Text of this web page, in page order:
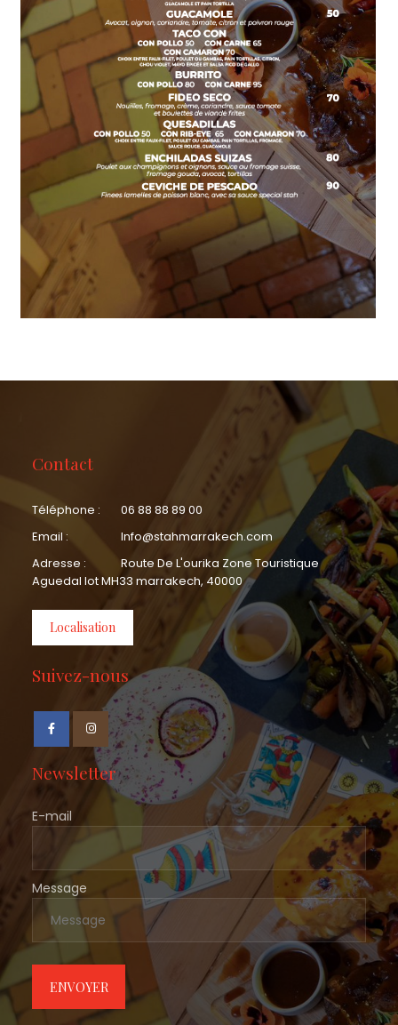
Contact
Téléphone :
06 88 88 89 00
Email :
Info@stahmarrakech.com
Adresse :
Route De L'ourika Zone Touristique
Aguedal lot MH33 marrakech, 40000
Localisation
Suivez-nous
Newsletter
E-mail
Message